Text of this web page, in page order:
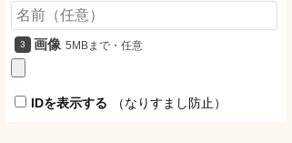
画像 5MBまで・任意
IDを表示する （なりすまし防止）